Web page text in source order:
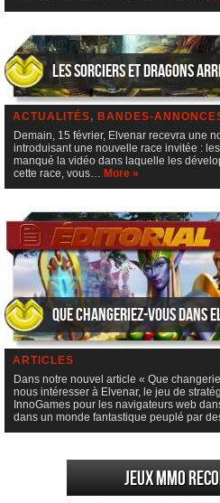
Les sorciers et dragons
ACTUALITÉS, BANDES-
Demain, 15 février, Elvenar recevra une
introduisant une nouvelle race invitée :
manqué la vidéo dans laquelle les
cette race, vous… More »
Que changeriez-vous dans
ARTICLES
Dans notre nouvel article « Que
nous intéresser à Elvenar, le jeu de
InnoGames pour les navigateurs web
dans un monde fantastique peuplé par
Jeux MMO